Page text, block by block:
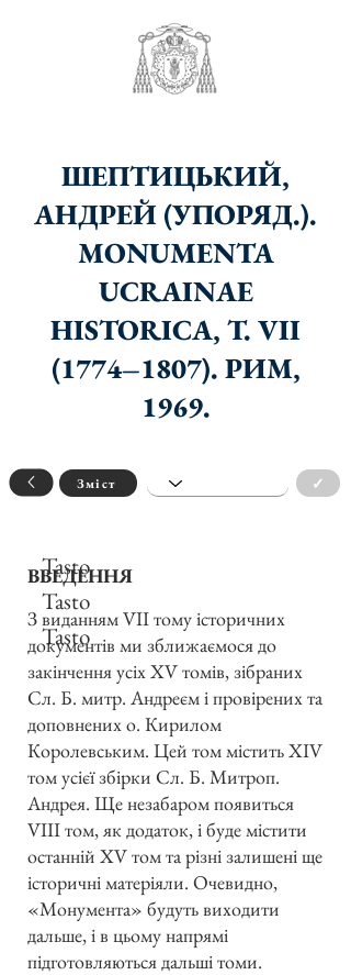
ШЕПТИЦЬКИЙ,
АНДРЕЙ (УПОРЯД.).
MONUMENTA
UCRAINAE
HISTORICA, Т. VII
(1774–1807). РИМ,
1969.
Зміст ✓
ВВЕДЕННЯ
З виданням VII тому історичних
документів ми зближаємося до
закінчення усіх XV томів, зібраних
Сл. Б. митр. Андреєм і провірених та
доповнених о. Кирилом
Королевським. Цей том містить XIV
том усієї збірки Сл. Б. Митроп.
Андрея. Ще незабаром появиться
VIII том, як додаток, і буде містити
останній XV том та різні залишені ще
історичні матеріяли. Очевидно,
«Монумента» будуть виходити
дальше, і в цьому напрямі
підготовляються дальші томи.
Tasto
Tasto
Tasto